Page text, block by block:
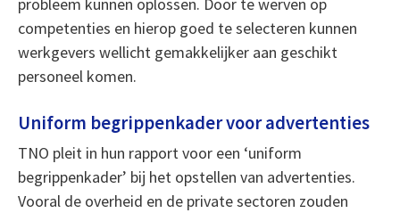
competenties en hierop goed te selecteren kunnen
werkgevers wellicht gemakkelijker aan geschikt
personeel komen.
Uniform begrippenkader voor advertenties
TNO pleit in hun rapport voor een ‘uniform
begrippenkader’ bij het opstellen van advertenties.
Vooral de overheid en de private sectoren zouden